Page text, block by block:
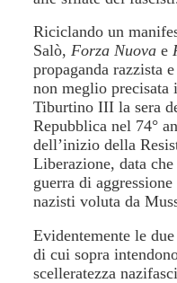
Riciclando un
Salò,Forza Nuovae
propaganda razzista
non meglio precisata
Tiburtino III la sera
Repubblica nel 74°
dell’inizio della
Liberazione, data
guerra di
nazisti voluta da
Evidentemente le
di cui sopra
scelleratezza